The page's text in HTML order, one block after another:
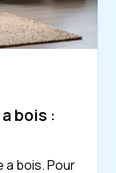
bois :
a bois. Pour